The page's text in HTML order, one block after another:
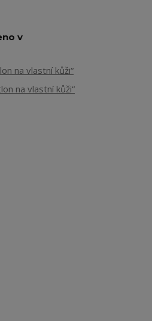
v
na vlastní kůži“
na vlastní kůži“